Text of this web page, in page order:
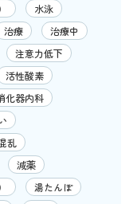
水泳
治療
治療中
注意力低下
活性酸素
化器内科
乱
減薬
湯たんぽ